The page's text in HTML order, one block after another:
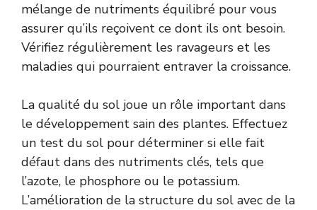
mélange de nutriments équilibré pour vous
assurer qu’ils reçoivent ce dont ils ont besoin.
Vérifiez régulièrement les ravageurs et les
maladies qui pourraient entraver la croissance.
La qualité du sol joue un rôle important dans
le développement sain des plantes. Effectuez
un test du sol pour déterminer si elle fait
défaut dans des nutriments clés, tels que
l’azote, le phosphore ou le potassium.
L’amélioration de la structure du sol avec de la